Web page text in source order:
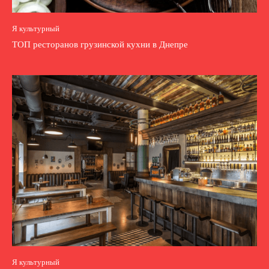
Я культурный
ТОП ресторанов грузинской кухни в Днепре
Я культурный